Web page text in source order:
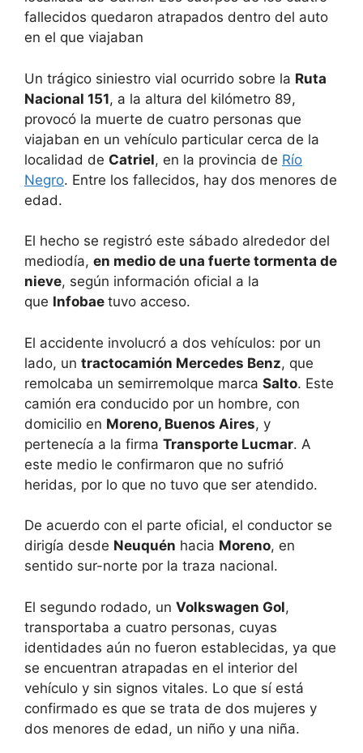
fallecidos quedaron atrapados dentro del auto
en el que viajaban
Un trágico siniestro vial ocurrido sobre la Ruta
Nacional 151, a la altura del kilómetro 89,
provocó la muerte de cuatro personas que
viajaban en un vehículo particular cerca de la
localidad de Catriel, en la provincia de Río
Negro. Entre los fallecidos, hay dos menores de
edad.
El hecho se registró este sábado alrededor del
mediodía, en medio de una fuerte tormenta de
nieve, según información oficial a la
que Infobae tuvo acceso.
El accidente involucró a dos vehículos: por un
lado, un tractocamión Mercedes Benz, que
remolcaba un semirremolque marca Salto. Este
camión era conducido por un hombre, con
domicilio en Moreno, Buenos Aires, y
pertenecía a la firma Transporte Lucmar. A
este medio le confirmaron que no sufrió
heridas, por lo que no tuvo que ser atendido.
De acuerdo con el parte oficial, el conductor se
dirigía desde Neuquén hacia Moreno, en
sentido sur-norte por la traza nacional.
El segundo rodado, un Volkswagen Gol,
transportaba a cuatro personas, cuyas
identidades aún no fueron establecidas, ya que
se encuentran atrapadas en el interior del
vehículo y sin signos vitales. Lo que sí está
confirmado es que se trata de dos mujeres y
dos menores de edad, un niño y una niña.